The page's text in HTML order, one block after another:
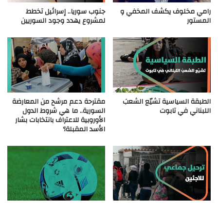
رامي مخلوف يكشف المخفي و
المستور
جنوب سوريا.. إسرائيل تخطط
لمشروع يهدد وجود السوريين
الطبقة السياسية تشيّع الشعبَ
اللبناني في تابوت
مقترحة دعم مرشح من المعارضة
السورية.. ما هي شروط الدول
الأوروبية للاعتراف بانتخابات بشار
الأسد المقبلة؟